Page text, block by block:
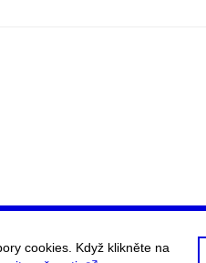
cookies. Když klikněte na